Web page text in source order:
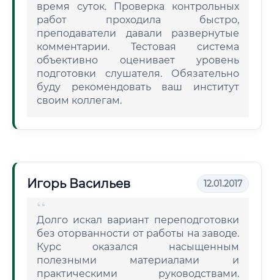
время суток. Проверка контрольных
работ проходила быстро,
преподаватели давали развернутые
комментарии. Тестовая система
объективно оценивает уровень
подготовки слушателя. Обязательно
буду рекомендовать ваш институт
своим коллегам.
Игорь Васильев 12.01.2017
Долго искал вариант переподготовки
без оторванности от работы на заводе.
Курс оказался насыщенным
полезными материалами и
практическими руководствами.